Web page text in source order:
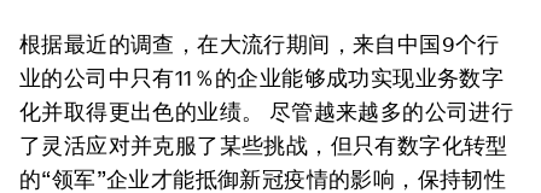
根据最近的调查，在大流行期间，来自中国9个行
业的公司中只有11％的企业能够成功实现业务数字
化并取得更出色的业绩。 尽管越来越多的公司进行
了灵活应对并克服了某些挑战，但只有数字化转型
的“领军”企业才能抵御新冠疫情的影响，保持韧性